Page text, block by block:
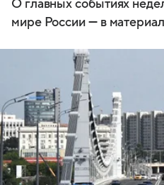
О главных событиях
мире России — в